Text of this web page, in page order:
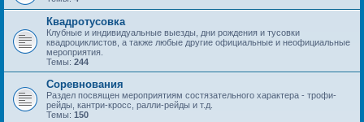
Квадротусовка
Клубные и индивидуальные выезды, дни рождения и тусовки
квадроциклистов, а также любые другие официальные и неофициальные
мероприятия.
Темы: 244
Соревнования
Раздел посвящен мероприятиям состязательного характера - трофи-
рейды, кантри-кросс, ралли-рейды и т.д.
Темы: 150